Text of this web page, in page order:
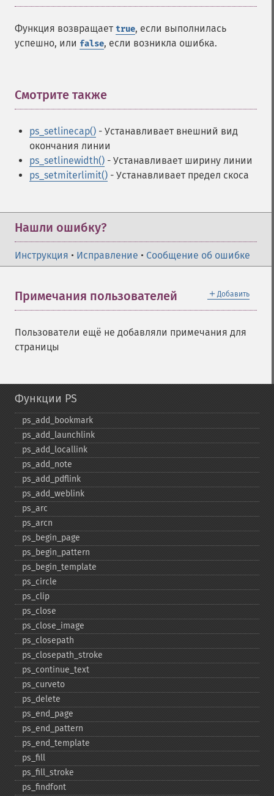
Функция возвращает true, если выполнилась
успешно, или false, если возникла ошибка.
Смотрите также
ps_setlinecap() - Устанавливает внешний вид
окончания линии
ps_setlinewidth() - Устанавливает ширину линии
ps_setmiterlimit() - Устанавливает предел скоса
Нашли ошибку?
Инструкция • Исправление • Сообщение об ошибке
＋ Добавить
Примечания пользователей
Пользователи ещё не добавляли примечания для
страницы
Функции PS
ps_​add_​bookmark
ps_​add_​launchlink
ps_​add_​locallink
ps_​add_​note
ps_​add_​pdflink
ps_​add_​weblink
ps_​arc
ps_​arcn
ps_​begin_​page
ps_​begin_​pattern
ps_​begin_​template
ps_​circle
ps_​clip
ps_​close
ps_​close_​image
ps_​closepath
ps_​closepath_​stroke
ps_​continue_​text
ps_​curveto
ps_​delete
ps_​end_​page
ps_​end_​pattern
ps_​end_​template
ps_​fill
ps_​fill_​stroke
ps_​findfont